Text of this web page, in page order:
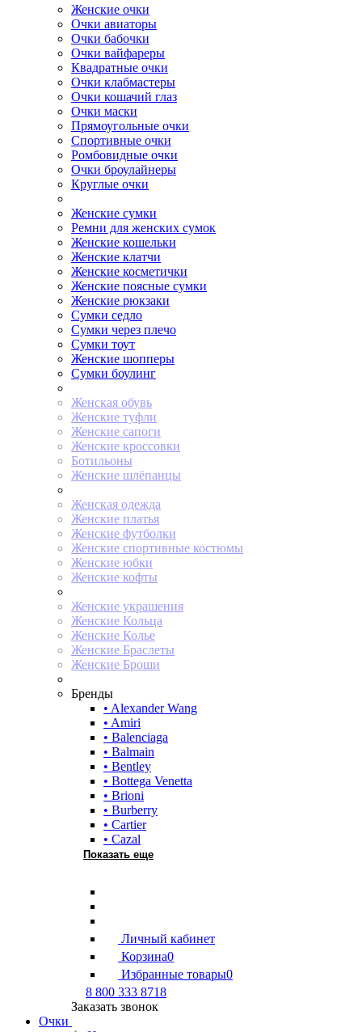
Женские очки
Очки авиаторы
Очки бабочки
Очки вайфареры
Квадратные очки
Очки клабмастеры
Очки кошачий глаз
Очки маски
Прямоугольные очки
Спортивные очки
Ромбовидные очки
Очки броулайнеры
Круглые очки
Женские сумки
Ремни для женских сумок
Женские кошельки
Женские клатчи
Женские косметички
Женские поясные сумки
Женские рюкзаки
Сумки седло
Сумки через плечо
Сумки тоут
Женские шопперы
Сумки боулинг
Женская обувь
Женские туфли
Женские сапоги
Женские кроссовки
Ботильоны
Женские шлёпанцы
Женская одежда
Женские платья
Женские футболки
Женские спортивные костюмы
Женские юбки
Женские кофты
Женские украшения
Женские Кольца
Женские Колье
Женские Браслеты
Женские Броши
Бренды
• Alexander Wang
• Amiri
• Balenciaga
• Balmain
• Bentley
• Bottega Venetta
• Brioni
• Burberry
• Cartier
• Cazal
Показать еще
Личный кабинет
Корзина0
Избранные товары0
8 800 333 8718
Заказать звонок
Очки